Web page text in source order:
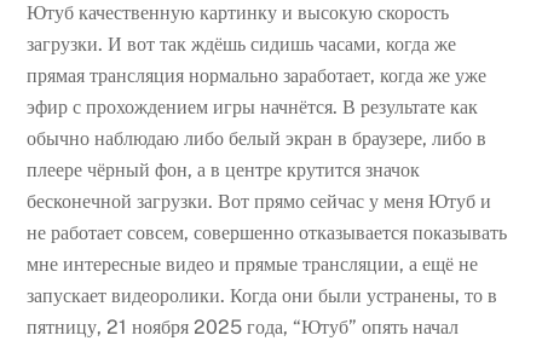
Ютуб качественную картинку и высокую скорость
загрузки. И вот так ждёшь сидишь часами, когда же
прямая трансляция нормально заработает, когда же уже
эфир с прохождением игры начнётся. В результате как
обычно наблюдаю либо белый экран в браузере, либо в
плеере чёрный фон, а в центре крутится значок
бесконечной загрузки. Вот прямо сейчас у меня Ютуб и
не работает совсем, совершенно отказывается показывать
мне интересные видео и прямые трансляции, а ещё не
запускает видеоролики. Когда они были устранены, то в
пятницу, 21 ноября 2025 года, “Ютуб” опять начал